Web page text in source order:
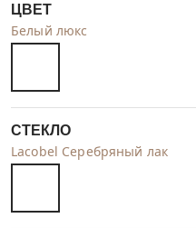
ЦВЕТ
Белый люкс
СТЕКЛО
Lacobel Серебряный лак